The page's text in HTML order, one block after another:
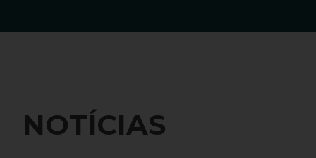
NOTÍCIAS